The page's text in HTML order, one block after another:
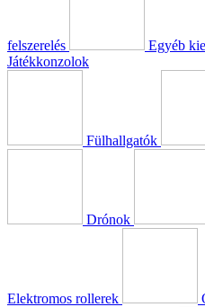
felszerelés
Egyéb
Játékkonzolok
Fülhallgatók
Drónok
Elektromos rollerek